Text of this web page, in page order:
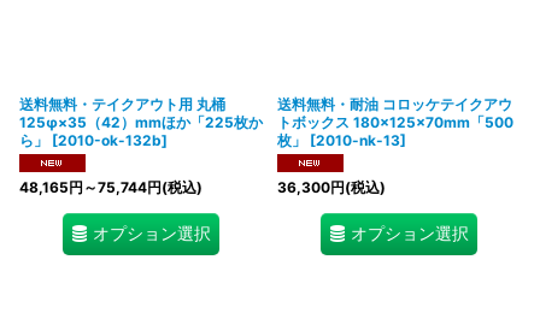
送料無料・テイクアウト用 丸桶
125φ×35（42）mmほか「225枚か
ら」
[2010-ok-132b]
48,165円 ～75,744円(税込)
オプション選択
送料無料・耐油 コロッケテイクアウ
トボックス 180×125×70mm「500
枚」
[2010-nk-13]
36,300円(税込)
オプション選択